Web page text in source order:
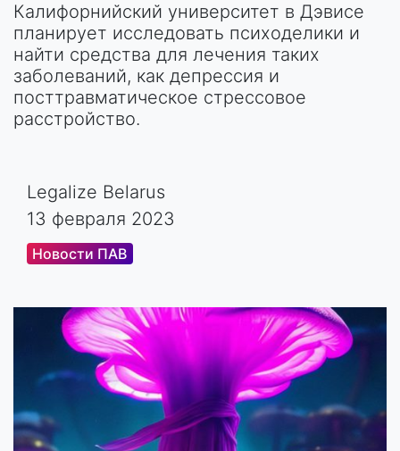
Калифорнийский университет в Дэвисе
планирует исследовать психоделики и
найти средства для лечения таких
заболеваний, как депрессия и
посттравматическое стрессовое
расстройство.
Legalize Belarus
13 февраля 2023
Новости ПАВ